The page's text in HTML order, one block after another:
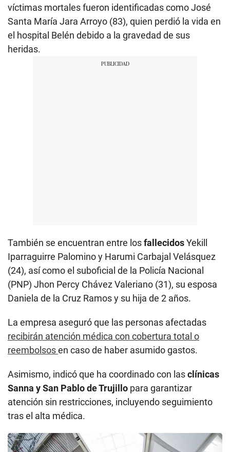
víctimas mortales fueron identificadas como José
Santa María Jara Arroyo (83), quien perdió la vida en
el hospital Belén debido a la gravedad de sus
heridas.
También se encuentran entre losfallecidosYekill
Iparraguirre Palomino y Harumi Carbajal Velásquez
(24), así como el suboficial de la Policía Nacional
(PNP) Jhon Percy Chávez Valeriano (31), su esposa
Daniela de la Cruz Ramos y su hija de 2 años.
La empresa aseguró que las personas afectadas
recibirán atención médica con cobertura total o
reembolsosen caso de haber asumido gastos.
Asimismo, indicó que ha coordinado con lasclínicas
Sanna y San Pablo de Trujillo para garantizar
atención sin restricciones, incluyendo seguimiento
tras el alta médica.